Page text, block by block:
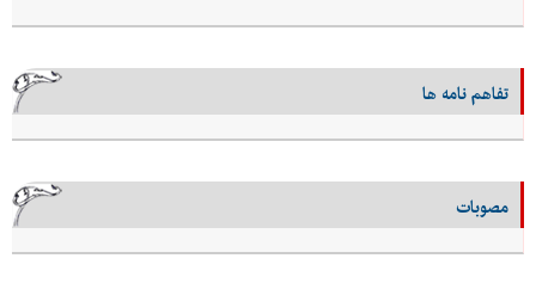
تفاهم نامه ها
مصوبات